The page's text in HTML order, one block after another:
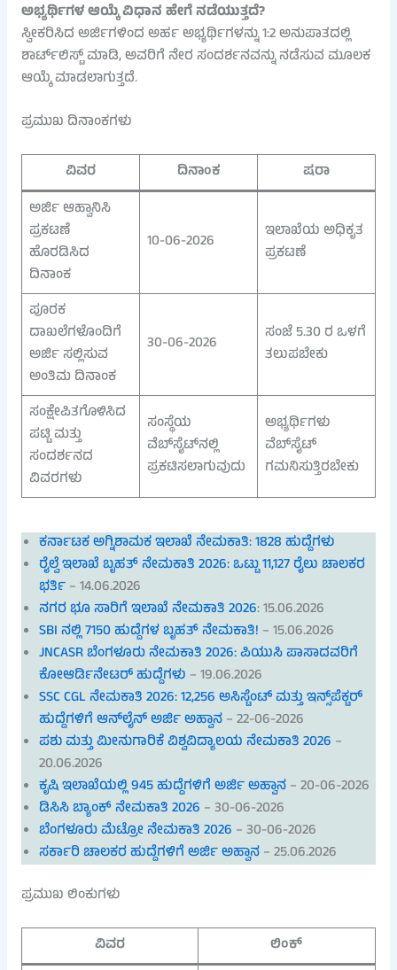
ಅಭ್ಯರ್ಥಿಗಳ ಆಯ್ಕೆ ವಿಧಾನ ಹೇಗೆ ನಡೆಯುತ್ತದೆ?
ಸ್ವೀಕರಿಸಿದ ಅರ್ಜಿಗಳಿಂದ ಅರ್ಹ ಅಭ್ಯರ್ಥಿಗಳನ್ನು 1:2 ಅನುಪಾತದಲ್ಲಿ
ಶಾರ್ಟ್‌ಲಿಸ್ಟ್ ಮಾಡಿ, ಅವರಿಗೆ ನೇರ ಸಂದರ್ಶನವನ್ನು ನಡೆಸುವ ಮೂಲಕ
ಆಯ್ಕೆ ಮಾಡಲಾಗುತ್ತದೆ.
ಪ್ರಮುಖ ದಿನಾಂಕಗಳು
ವಿವರ ದಿನಾಂಕ
ಷರಾ
ಅರ್ಜಿ ಆಹ್ವಾನಿಸಿ
ಪ್ರಕಟಣೆ
ಹೊರಡಿಸಿದ
ದಿನಾಂಕ
10-06-2026
ಇಲಾಖೆಯ ಅಧಿಕೃತ
ಪ್ರಕಟಣೆ
ಪೂರಕ
ದಾಖಲೆಗಳೊಂದಿಗೆ
ಅರ್ಜಿ ಸಲ್ಲಿಸುವ
ಅಂತಿಮ ದಿನಾಂಕ
30-06-2026
ಸಂಜೆ 5.30 ರ ಒಳಗೆ
ತಲುಪಬೇಕು
ಸಂಕ್ಷೇಪಿತಗೊಳಿಸಿದ
ಪಟ್ಟಿ ಮತ್ತು
ಸಂದರ್ಶನದ
ವಿವರಗಳು
ಸಂಸ್ಥೆಯ
ವೆಬ್‌ಸೈಟ್‌ನಲ್ಲಿ
ಪ್ರಕಟಿಸಲಾಗುವುದು
ಅಭ್ಯರ್ಥಿಗಳು
ವೆಬ್‌ಸೈಟ್
ಗಮನಿಸುತ್ತಿರಬೇಕು
ಕರ್ನಾಟಕ ಅಗ್ನಿಶಾಮಕ ಇಲಾಖೆ ನೇಮಕಾತಿ: 1828 ಹುದ್ದೆಗಳು
ರೈಲ್ವೆ ಇಲಾಖೆ ಬೃಹತ್ ನೇಮಕಾತಿ 2026: ಒಟ್ಟು 11,127 ರೈಲು ಚಾಲಕರ
ಭರ್ತಿ– 14.06.2026
ನಗರ ಭೂ ಸಾರಿಗೆ ಇಲಾಖೆ ನೇಮಕಾತಿ 2026: 15.06.2026
SBI ನಲ್ಲಿ 7150 ಹುದ್ದೆಗಳ ಬೃಹತ್ ನೇಮಕಾತಿ! – 15.06.2026
JNCASR ಬೆಂಗಳೂರು ನೇಮಕಾತಿ 2026: ಪಿಯುಸಿ ಪಾಸಾದವರಿಗೆ
ಕೋಆರ್ಡಿನೇಟರ್ ಹುದ್ದೆಗಳು – 19.06.2026
SSC CGL ನೇಮಕಾತಿ 2026: 12,256 ಅಸಿಸ್ಟೆಂಟ್ ಮತ್ತು ಇನ್ಸ್‌ಪೆಕ್ಟರ್
ಹುದ್ದೆಗಳಿಗೆ ಆನ್‌ಲೈನ್ ಅರ್ಜಿ ಅಹ್ವಾನ– 22-06-2026
ಪಶು ಮತ್ತು ಮೀನುಗಾರಿಕೆ ವಿಶ್ವವಿದ್ಯಾಲಯ ನೇಮಕಾತಿ 2026 –
20.06.2026
ಕೃಷಿ ಇಲಾಖೆಯಲ್ಲಿ 945 ಹುದ್ದೆಗಳಿಗೆ ಅರ್ಜಿ ಅಹ್ವಾನ– 20-06-2026
ಡಿಸಿಸಿ ಬ್ಯಾಂಕ್ ನೇಮಕಾತಿ 2026 – 30-06-2026
ಬೆಂಗಳೂರು ಮೆಟ್ರೋ ನೇಮಕಾತಿ 2026 – 30-06-2026
ಸರ್ಕಾರಿ ಚಾಲಕರ ಹುದ್ದೆಗಳಿಗೆ ಅರ್ಜಿ ಅಹ್ವಾನ– 25.06.2026
ಪ್ರಮುಖ ಲಿಂಕುಗಳು
ವಿವರ
ಲಿಂಕ್